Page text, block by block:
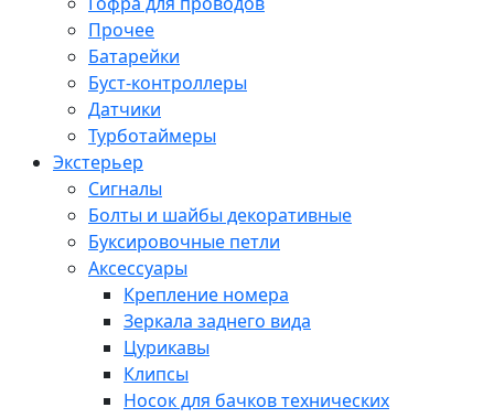
Прочее
Батарейки
Буст-контроллеры
Датчики
Турботаймеры
Экстерьер
Сигналы
Болты и шайбы декоративные
Буксировочные петли
Аксессуары
Крепление номера
Зеркала заднего вида
Цурикавы
Клипсы
Носок для бачков технических